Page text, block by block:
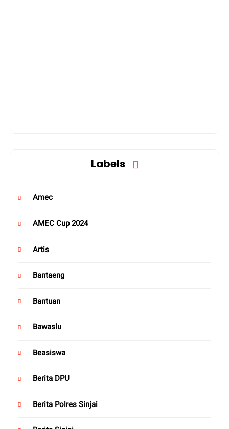
Labels
Amec
AMEC Cup 2024
Artis
Bantaeng
Bantuan
Bawaslu
Beasiswa
Berita DPU
Berita Polres Sinjai